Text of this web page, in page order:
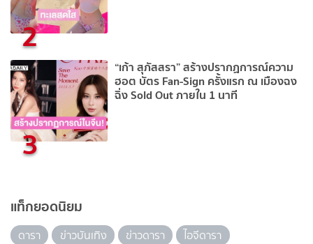
2
3
“เก้า สุภัสสรา” สร้างปรากฏการณ์ความ
ฮอต บัตร Fan-Sign ครั้งแรก ณ เมืองฉง
ฉิ่ง Sold Out ภายใน 1 นาที
แท็กยอดนิยม
ดารา ข่าวบันเทิง ข่าวดารา
ไอจีดารา